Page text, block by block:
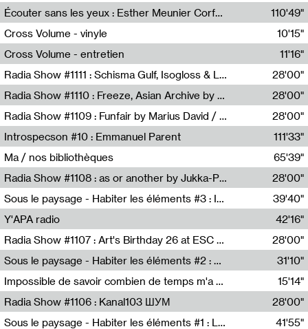
Liza Maignan,Elodie Lecat
Écouter sans les yeux : Esther Meunier Corfdyr
Esther Meunier Corfdyr
110'49"
Cross Volume - vinyle
10'15"
Cross Volume - entretien
11'16"
Radia Show #1111 : Schisma Gulf, Isogloss & Lament For The Old Clock By Harvey Young / Resonance
Resonance
28'00"
Radia Show #1110 : Freeze, Asian Archive by Avita Maheen / Radio Worm
Radio WORM
28'00"
Radia Show #1109 : Funfair by Marius David / JET FM
Jet FM
28'00"
Introspecson #10 : Emmanuel Parent
Pierre Henry,Emmanuel Parent
111'33"
Ma / nos bibliothèques
Sarah Tritz,Elene Lapiashivili,Justin Marconnet,Mateo Cuche,Esther Lechevalier,Suzie Lecroart,Romance Castelet
65'39"
Radia Show #1108 : as or another by Jukka-Pekka Kervinen / Rádio Zero
Radio Zero
28'00"
Sous le paysage - Habiter les éléments #3 : Interprétations, rituels et symboliques des éléments
Nastassja Martin
39'40"
Y'APA radio
Pierrick Mouton
42'16"
Radia Show #1107 : Art's Birthday 26 at ESC - Medien Kunst Labor
Radio Helsinki
28'00"
Sous le paysage - Habiter les éléments #2 : Vers le tournant élémentaire
Nastassja Martin
31'10"
Impossible de savoir combien de temps m'a échappé
Mélanie Blaison,Mateo Cuin
15'14"
Radia Show #1106 : Kanal103 ШУМ
Kanal103
28'00"
Sous le paysage - Habiter les éléments #1 : Les éléments et les débordements du vivant
41'55"